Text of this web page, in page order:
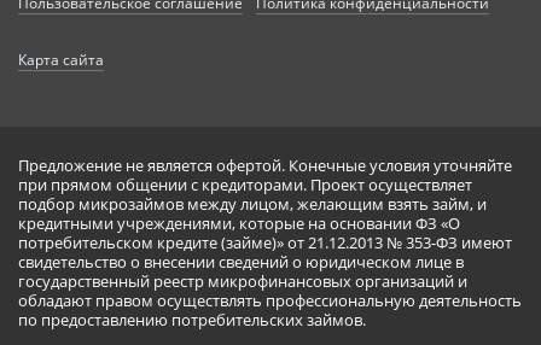
Карта сайта
Предложение не является офертой. Конечные условия уточняйте
при прямом общении с кредиторами. Проект осуществляет
подбор микрозаймов между лицом, желающим взять займ, и
кредитными учреждениями, которые на основании ФЗ «О
потребительском кредите (займе)» от 21.12.2013 № 353-ФЗ имеют
свидетельство о внесении сведений о юридическом лице в
государственный реестр микрофинансовых организаций и
обладают правом осуществлять профессиональную деятельность
по предоставлению потребительских займов.